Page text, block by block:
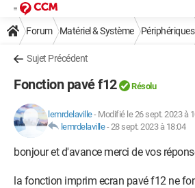
Forum Matériel & Système Périphériques
Sujet Précédent
Fonction pavé f12 Résolu
lemrdelaville- Modifié le 26 sept. 2023 à
lemrdelaville-28 sept. 2023 à 18:04
bonjour et d'avance merci de vos
la fonction imprim ecran pavé f12 ne